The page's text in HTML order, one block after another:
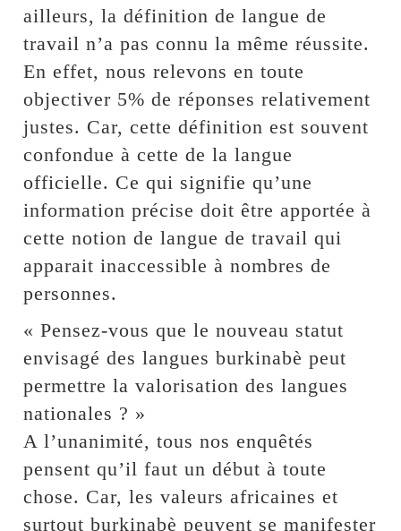
ailleurs, la définition de langue de
travail n’a pas connu la même réussite.
En effet, nous relevons en toute
objectiver 5% de réponses relativement
justes. Car, cette définition est souvent
confondue à cette de la langue
officielle. Ce qui signifie qu’une
information précise doit être apportée à
cette notion de langue de travail qui
apparait inaccessible à nombres de
personnes.
« Pensez-vous que le nouveau statut
envisagé des langues burkinabè peut
permettre la valorisation des langues
nationales ? »
A l’unanimité, tous nos enquêtés
pensent qu’il faut un début à toute
chose. Car, les valeurs africaines et
surtout burkinabè peuvent se manifester